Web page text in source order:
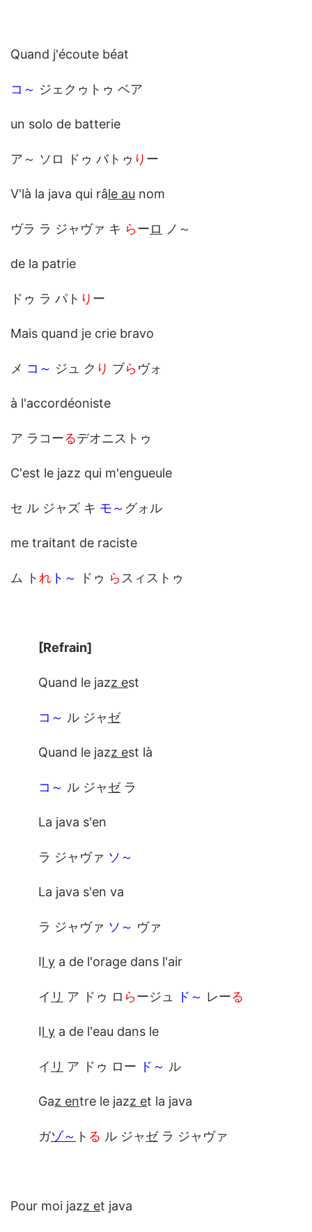
Quand j'écoute béat
コ～ ジェクゥトゥ ベア
un solo de batterie
ア～ ソロ ドゥ バトゥ り ー
V'là la java qui râle au nom
ヴラ ラ ジャヴァ キ らーロ ノ～
de la patrie
ドゥ ラ パト り ー
Mais quand je crie bravo
メ コ～ ジュ ク り ブらヴォ
à l'accordéoniste
ア ラコーるデオニストゥ
C'est le jazz qui m'engueule
セ ル ジャズ キ モ～ グォル
me traitant de raciste
ム トれ ト～ ドゥ ら スィストゥ
[Refrain]
Quand le jazz est
コ～ ル ジャゼ
Quand le jazz est là
コ～ ル ジャゼラ
La java s'en
ラ ジャヴァ ソ～
La java s'en va
ラ ジャヴァ ソ～ ヴァ
Il y a de l'orage dans l'air
イ リ ア ドゥ ロ らージュ ド～ レーる
Il y a de l'eau dans le
イ リ ア ドゥ ロー ド～ ル
Gaz entre le jazz et la java
ガゾ～ ト る ル ジャゼラ ジャヴァ
Pour moi jazz et java